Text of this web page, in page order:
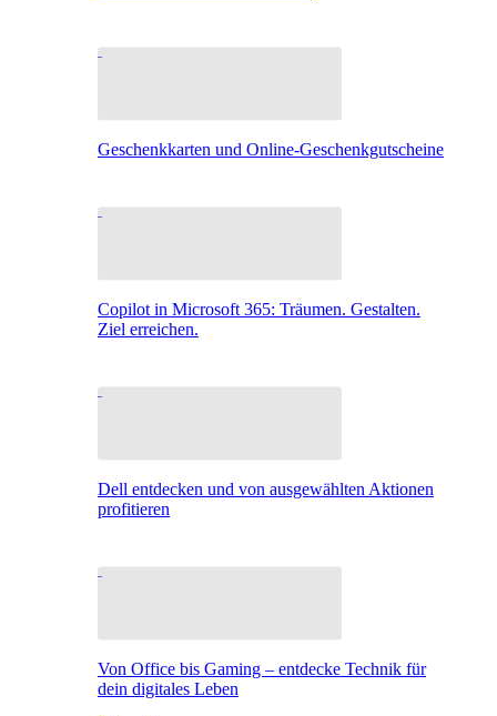
Geschenkkarten und Online-Geschenkgutscheine
Copilot in Microsoft 365: Träumen. Gestalten.
Ziel erreichen.
Dell entdecken und von ausgewählten Aktionen
profitieren
Von Office bis Gaming – entdecke Technik für
dein digitales Leben